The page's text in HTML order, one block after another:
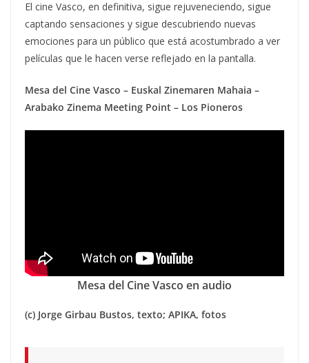
El cine Vasco, en definitiva, sigue rejuveneciendo, sigue
captando sensaciones y sigue descubriendo nuevas
emociones para un público que está acostumbrado a ver
películas que le hacen verse reflejado en la pantalla.
Mesa del Cine Vasco – Euskal Zinemaren Mahaia –
Arabako Zinema Meeting Point – Los Pioneros
Mesa del Cine Vasco en audio
(c) Jorge Girbau Bustos, texto; APIKA, fotos